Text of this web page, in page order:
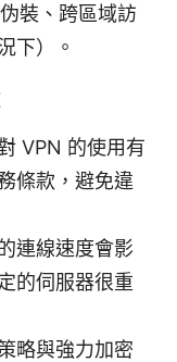
裝、跨區域訪
下）。
VPN 的使用有
條款，避免違
連線速度會影
的伺服器很重
略與強力加密